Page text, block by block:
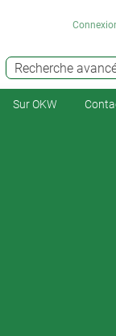
Recherche
Sur OKW